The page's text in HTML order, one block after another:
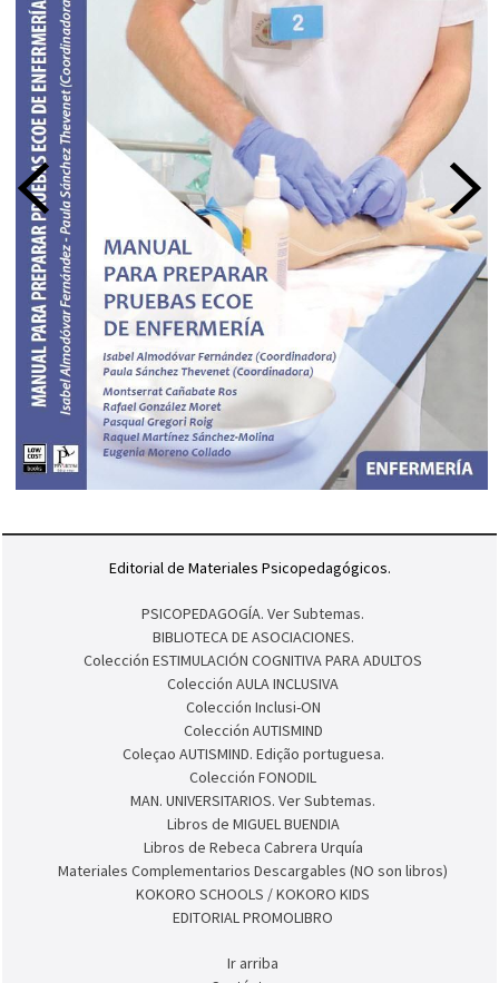
Editorial de Materiales Psicopedagógicos.
PSICOPEDAGOGÍA. Ver Subtemas.
BIBLIOTECA DE ASOCIACIONES.
Colección ESTIMULACIÓN COGNITIVA PARA ADULTOS
Colección AULA INCLUSIVA
Colección Inclusi-ON
Colección AUTISMIND
Coleçao AUTISMIND. Edição portuguesa.
Colección FONODIL
MAN. UNIVERSITARIOS. Ver Subtemas.
Libros de MIGUEL BUENDIA
Materiales Complementarios Descargables (NO son libros)